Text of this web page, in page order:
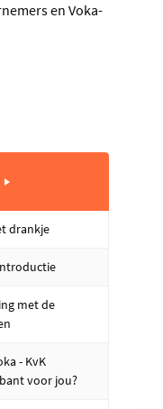
en Voka-
drankje
met de
- KvK
voor jou?